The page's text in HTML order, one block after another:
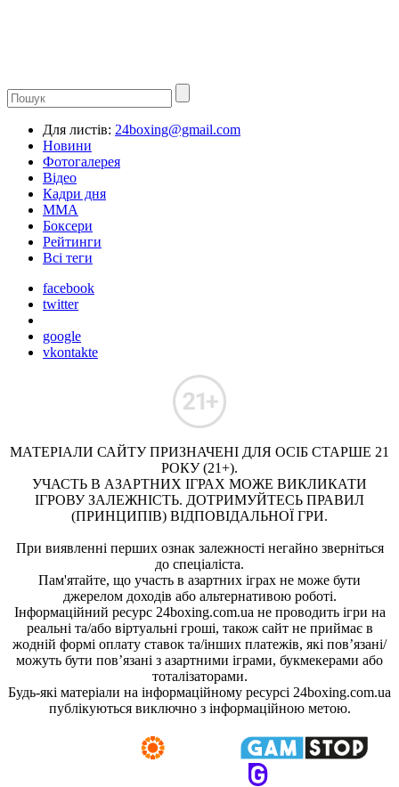
Для листів: 24boxing@gmail.com
Новини
Фотогалерея
Відео
Кадри дня
ММА
Боксери
Рейтинги
Всі теги
facebook
twitter
google
vkontakte
МАТЕРІАЛИ САЙТУ ПРИЗНАЧЕНІ ДЛЯ ОСІБ СТАРШЕ 21
РОКУ (21+).
УЧАСТЬ В АЗАРТНИХ ІГРАХ МОЖЕ ВИКЛИКАТИ
ІГРОВУ ЗАЛЕЖНІСТЬ. ДОТРИМУЙТЕСЬ ПРАВИЛ
(ПРИНЦИПІВ) ВІДПОВІДАЛЬНОЇ ГРИ.
При виявленні перших ознак залежності негайно зверніться
до спеціаліста.
Пам'ятайте, що участь в азартних іграх не може бути
джерелом доходів або альтернативою роботі.
Інформаційний ресурс 24boxing.com.ua не проводить ігри на
реальні та/або віртуальні гроші, також сайт не приймає в
жодній формі оплату ставок та/інших платежів, які пов’язані/
можуть бути пов’язані з азартними іграми, букмекерами або
тоталізаторами.
Будь-які матеріали на інформаційному ресурсі 24boxing.com.ua
публікуються виключно з інформаційною метою.